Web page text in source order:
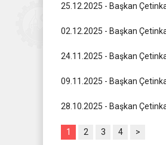
25.12.2025 - Başkan
02.12.2025 - Başkan
24.11.2025 - Başkan
09.11.2025 - Başkan
28.10.2025 - Başkan
1 2 3 4 >